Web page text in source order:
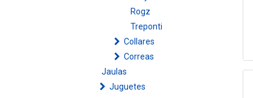
Rogz
Treponti
Collares
Correas
Jaulas
Juguetes